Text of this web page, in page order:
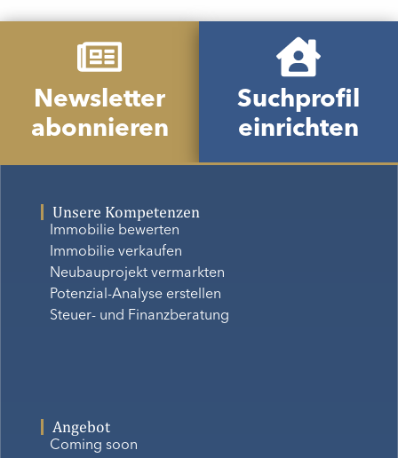
Newsletter
abonnieren
Suchprofil
einrichten
Unsere Kompetenzen
Immobilie bewerten
Immobilie verkaufen
Neubauprojekt vermarkten
Potenzial-Analyse erstellen
Steuer- und Finanzberatung
Angebot
Coming soon